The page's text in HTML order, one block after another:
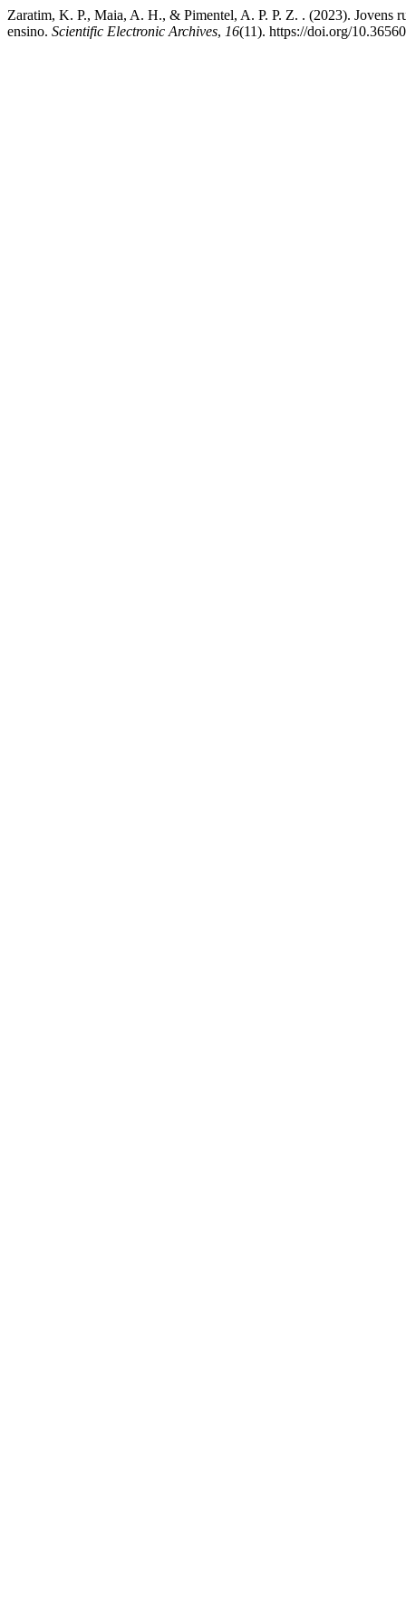
Zaratim, K. P., Maia, A. H., & Pimentel, A. P. P. Z. . (2023). Jovens
ensino. Scientific Electronic Archives, 16(11). https://doi.org/